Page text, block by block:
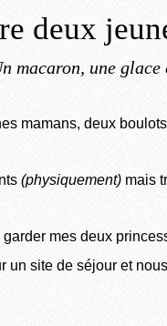
deux
macaron, une
mamans, deux
(physiquement) mais
mes deux
un site de séjour et